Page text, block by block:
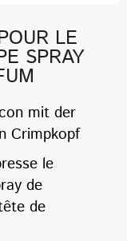
LE
SPRAY
mit der
Crimpkopf
le
de
de